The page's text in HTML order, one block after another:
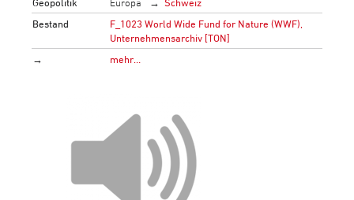
Bestand
F_1023 World Wide Fund for Nature (WWF),
Unternehmensarchiv [TON]
→
mehr…